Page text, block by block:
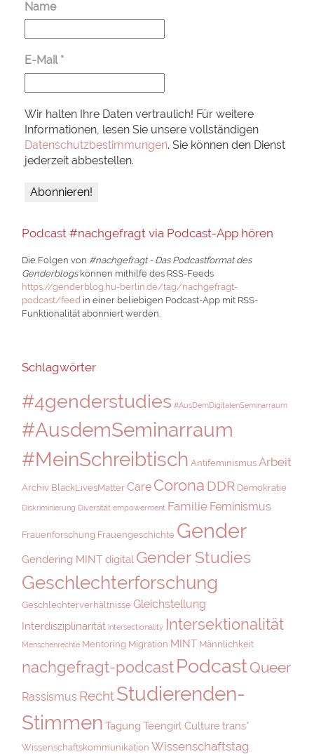
Name
E-Mail *
Wir halten Ihre Daten vertraulich! Für weitere
Informationen, lesen Sie unsere vollständigen
Datenschutzbestimmungen. Sie können den Dienst
jederzeit abbestellen.
Podcast #nachgefragt via Podcast-App hören
Die Folgen von #nachgefragt - Das Podcastformat des
Genderblogskönnen mithilfe des RSS-Feeds
https://genderblog.hu-berlin.de/tag/nachgefragt-
podcast/feed in einer beliebigen Podcast-App mit RSS-
Funktionalität abonniert werden.
Schlagwörter
#4genderstudies #AusDemDigitalenSeminarraum
#AusdemSeminarraum
#MeinSchreibtisch Antifeminismus Arbeit
Archiv BlackLivesMatter Care Corona DDR Demokratie
Diskriminierung Diversität empowerment Familie Feminismus
Frauenforschung Frauengeschichte Gender
Gendering MINT digital Gender Studies
Geschlechterforschung
Geschlechterverhältnisse Gleichstellung
Interdisziplinarität intersectionality Intersektionalität
Menschenrechte Mentoring Migration MINT Männlichkeit
nachgefragt-podcastPodcastQueer
Rassismus RechtStudierenden-
Stimmen Tagung Teengirl Culturetrans*
Wissenschaftskommunikation Wissenschaftstag